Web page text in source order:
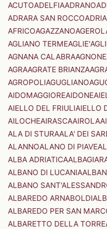
ACUTOADELFIAADRANO
ADRARA SAN ROCCOADRIA
AFRICOAGAZZANO
AGLIANO TERMEAGLIE'
AGNANA CALABRAAGNONE
AGRAAGRATE BRIANZA
AGROPOLIAGUGLIANO
AIDOMAGGIOREAIDONE
AIELLO DEL FRIULIAIELLO
AILOCHEAIRASCAAIROLA
ALA DI STURAALA' DEI
ALANNOALANO DI PIAVE
ALBA ADRIATICA
ALBANO DI LUCANIA
ALBANO
ALBAREDO ARNABOLDI
ALBAREDO PER SAN
ALBARETTO DELLA TORRE